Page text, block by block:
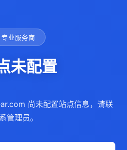
专业服务商
未配置
尚未配置站点信息，请联
系管理员。